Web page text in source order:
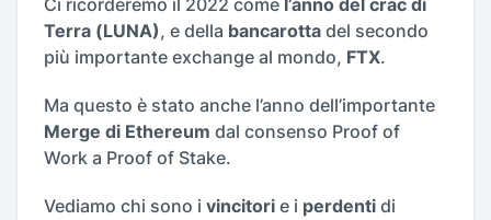
Ci ricorderemo il 2022 come l’anno del crac di
Terra (LUNA), e della bancarotta del secondo
più importante exchange al mondo, FTX.
Ma questo è stato anche l’anno dell’importante
Merge di Ethereum dal consenso Proof of
Work a Proof of Stake.
Vediamo chi sono i vincitori e i perdenti di